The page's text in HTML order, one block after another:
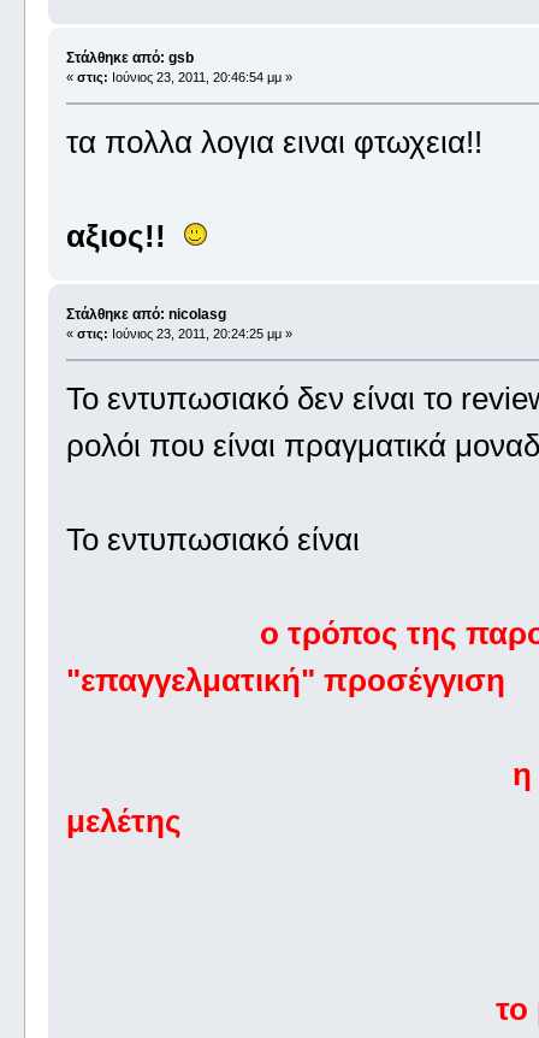
Στάλθηκε από: gsb
« στις: Ιούνιος 23, 2011, 20:46:54 μμ »
τα πολλα λογια ειναι φτωχεια!!
αξιος!!
Στάλθηκε από: nicolasg
« στις: Ιούνιος 23, 2011, 20:24:25 μμ »
Το εντυπωσιακό δεν είναι το
ρολόι που είναι πραγματικά
Το εντυπωσιακό είναι
ο τρόπος
"επαγγελματική" προσέγγιση
η βαθειά
μελέτης
το μεγάλο